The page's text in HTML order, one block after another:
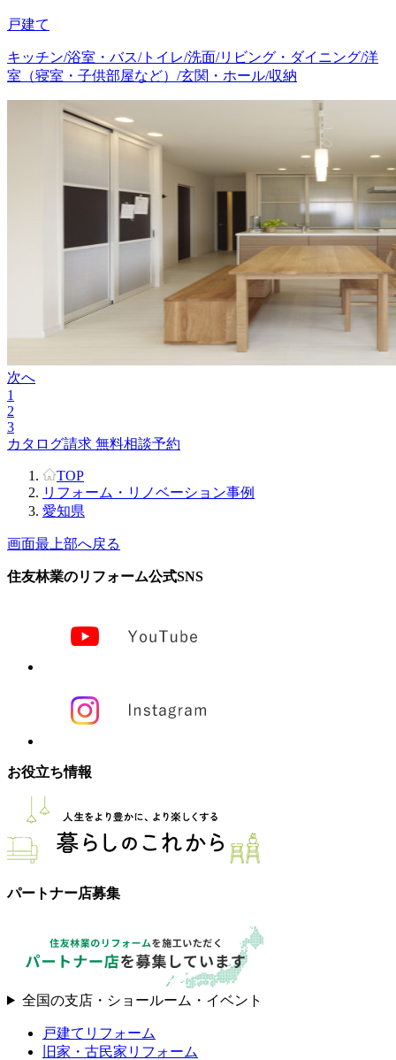
戸建て
キッチン/浴室・バス/トイレ/洗面/リビング・ダイニング/洋
室（寝室・子供部屋など）/玄関・ホール/収納
次へ
1
2
3
カタログ請求 無料相談予約
TOP
リフォーム・リノベーション事例
愛知県
画面最上部へ戻る
住友林業のリフォーム公式SNS
お役立ち情報
パートナー店募集
全国の支店・ショールーム・イベント
戸建てリフォーム
旧家・古民家リフォーム